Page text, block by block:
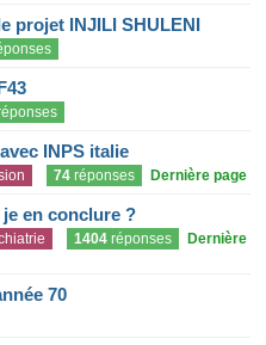
projet INJILI SHULENI
INPS italie
74 réponses Dernière page
en conclure ?
1404 réponses
Dernière
70